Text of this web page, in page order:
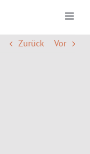
Zurück
Vor